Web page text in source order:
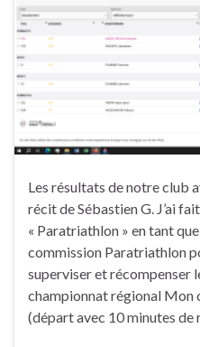
Les résultats de notre club
récit de Sébastien G. J’ai
« Paratriathlon » en tant
commission Paratriathlon
superviser et récompenser
championnat régional Mon
(départ avec 10 minutes de